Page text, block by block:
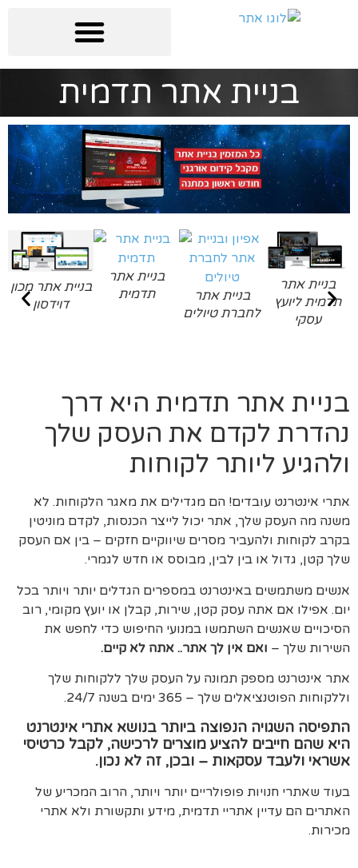
בניית אתר תדמית
בניית אתר מכון
דוידסון
בניית אתר
תדמית
בניית אתר
לחברת טיולים
בניית אתר
תדמית ליועץ
עסקי
בניית אתר תדמית היא דרך
נהדרת לקדם את העסק שלך
ולהגיע ליותר לקוחות
אתרי אינטרנט עובדים! הם מגדילים את מאגר הלקוחות. לא
משנה מה העסק שלך, אתר יכול לייצר הכנסות, לקדם מוניטין
בקרב לקוחות ולהעביר מסרים שיווקיים חזקים – בין אם העסק
שלך קטן, גדול או בין לבין, מבוסס או חדש לגמרי.
אנשים משתמשים באינטרנט במספרים הגדלים יותר ויותר בכל
יום. אפילו אם אתה עסק קטן, שירות, קבלן או יועץ מקומי, רוב
הסיכויים שאנשים השתמשו במנועי החיפוש כדי לחפש את
השירות שלך – ואם אין לך אתר.. אתה לא קיים.
אתר אינטרנט מספק תמונה על העסק שלך ללקוחות שלך
וללקוחות הפוטנציאלים שלך – 365 ימים בשנה 24/7.
התפיסה השגויה הנפוצה ביותר בנושא אתרי אינטרנט
היא שהם חייבים להציע מוצרים לרכישה, לקבל כרטיסי
אשראי ולעבד עסקאות – ובכן, זה לא נכון.
בעוד שאתרי חנויות פופולריים יותר ויותר, הרוב המכריע של
האתרים הם עדיין אתריי תדמית, מידע ותקשורת ולא אתרי
מכירות.